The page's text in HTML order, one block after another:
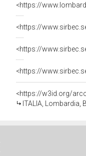
<https://w3id.org/
ITALIA, Lombardia,